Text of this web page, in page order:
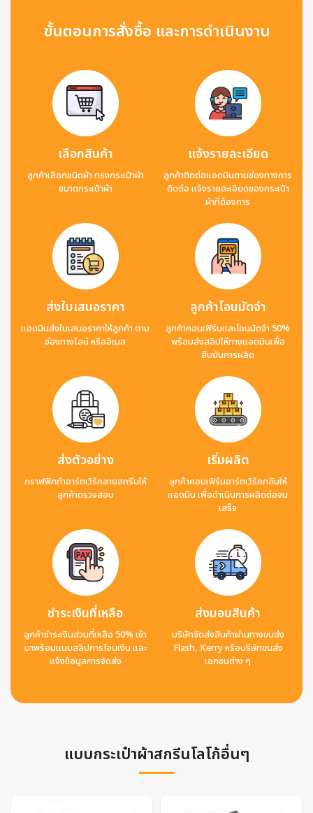
ขั้นตอนการสั่งซื้อ และการดำเนินงาน
เลือกสินค้า
ลูกค้าเลือกชนิดผ้า ทรงกระเป๋าผ้า
ขนาดกระเป๋าผ้า
แจ้งรายละเอียด
ลูกค้าติดต่อแอดมินตามช่องทางการ
ติดต่อ แจ้งรายละเอียดของกระเป๋า
ผ้าที่ต้องการ
ส่งใบเสนอราคา
แอดมินส่งใบเสนอราคาให้ลูกค้า ตาม
ช่องทางไลน์ หรืออีเมล
ลูกค้าโอนมัดจำ
ลูกค้าคอนเฟิร์มและโอนมัดจำ 50%
พร้อมส่งสลิปให้ทางแอดมินเพื่อ
ยืนยันการผลิต
ส่งตัวอย่าง
กราฟฟิกทำอาร์ตเวิร์คลายสกรีนให้
ลูกค้าตรวจสอบ
เริ่มผลิต
ลูกค้าคอนเฟิร์มอาร์ตเวิร์คกลับให้
แอดมิน เพื่อดำเนินการผลิตต่อจน
เสร็จ
ชำระเงินที่เหลือ
ลูกค้าชำระเงินส่วนที่เหลือ 50% เข้า
มาพร้อมแนบสลิปการโอนเงิน และ
แจ้งข้อมูลการจัดส่ง
ส่งมอบสินค้า
บริษัทจัดส่งสินค้าผ่านทางขนส่ง
Flash, Kerry หรือบริษัทขนส่ง
เอกชนต่าง ๆ
แบบกระเป๋าผ้าสกรีนโลโก้อื่นๆ